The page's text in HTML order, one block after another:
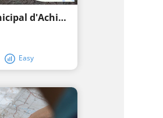
Camí d'experiències naturals del bosc municipal d'Achimer
Easy